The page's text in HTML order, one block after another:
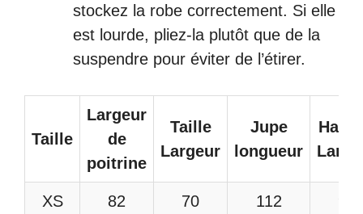
stockez la robe correctement. Si elle
est lourde, pliez-la plutôt que de la
suspendre pour éviter de l’étirer.
Taille
Largeur
de
poitrine
Taille
Largeur
Jupe
longueur
XS 82 70 112